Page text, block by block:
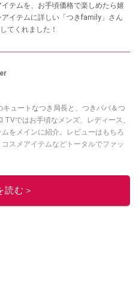
テムを、お手頃価格で楽しめたら嬉
イテムに詳しい「つきfamily」さん
てくれました！
TVではお手頃なメンズ、レディース、
をメインに紹介。レビューはもちろ
スメアイテムなどトータルでファッ
イチオシストの他の記事を読む
読む＞